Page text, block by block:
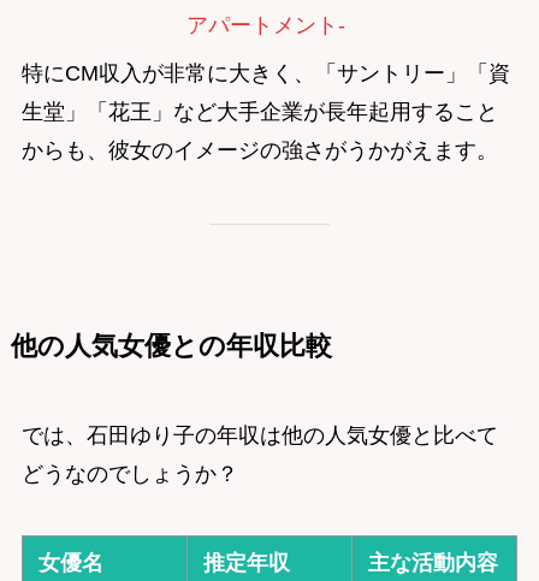
アパートメント-
特にCM収入が非常に大きく、「サントリー」「資
生堂」「花王」など大手企業が長年起用すること
からも、彼女のイメージの強さがうかがえます。
他の人気女優との年収比較
では、石田ゆり子の年収は他の人気女優と比べて
どうなのでしょうか？
女優名 推定年収 主な活動内容